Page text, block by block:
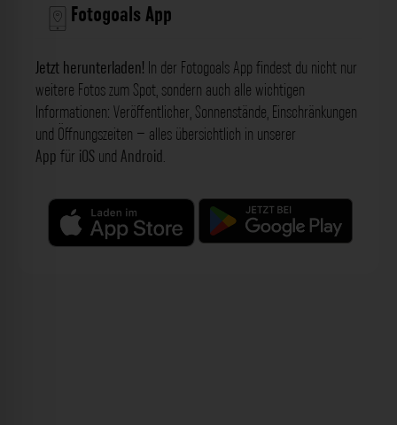
Fotogoals App
Jetzt herunterladen! In der Fotogoals App findest du nicht nur
weitere Fotos zum Spot, sondern auch alle wichtigen
Informationen: Veröffentlicher, Sonnenstände, Einschränkungen
und Öffnungszeiten – alles übersichtlich in unserer
App für iOS und Android.